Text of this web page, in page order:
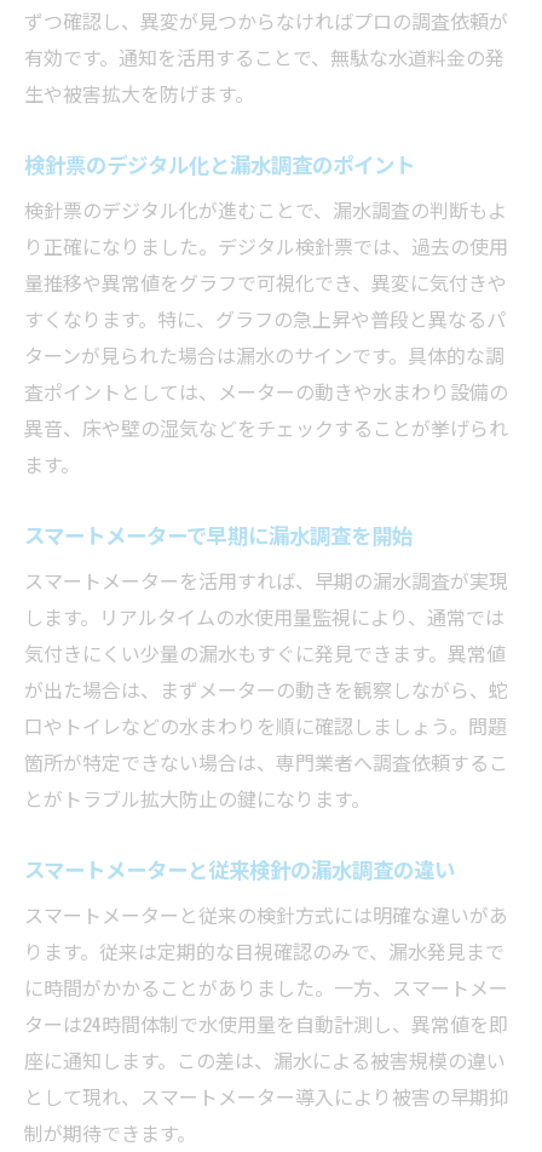
ずつ確認し、異変が見つからなければプロの調査依頼が
有効です。通知を活用することで、無駄な水道料金の発
生や被害拡大を防げます。
検針票のデジタル化と漏水調査のポイント
検針票のデジタル化が進むことで、漏水調査の判断もよ
り正確になりました。デジタル検針票では、過去の使用
量推移や異常値をグラフで可視化でき、異変に気付きや
すくなります。特に、グラフの急上昇や普段と異なるパ
ターンが見られた場合は漏水のサインです。具体的な調
査ポイントとしては、メーターの動きや水まわり設備の
異音、床や壁の湿気などをチェックすることが挙げられ
ます。
スマートメーターで早期に漏水調査を開始
スマートメーターを活用すれば、早期の漏水調査が実現
します。リアルタイムの水使用量監視により、通常では
気付きにくい少量の漏水もすぐに発見できます。異常値
が出た場合は、まずメーターの動きを観察しながら、蛇
口やトイレなどの水まわりを順に確認しましょう。問題
箇所が特定できない場合は、専門業者へ調査依頼するこ
とがトラブル拡大防止の鍵になります。
スマートメーターと従来検針の漏水調査の違い
スマートメーターと従来の検針方式には明確な違いがあ
ります。従来は定期的な目視確認のみで、漏水発見まで
に時間がかかることがありました。一方、スマートメー
ターは24時間体制で水使用量を自動計測し、異常値を即
座に通知します。この差は、漏水による被害規模の違い
として現れ、スマートメーター導入により被害の早期抑
制が期待できます。